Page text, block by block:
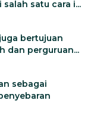
satu cara i...
bertujuan
dan perguruan...
sebagai